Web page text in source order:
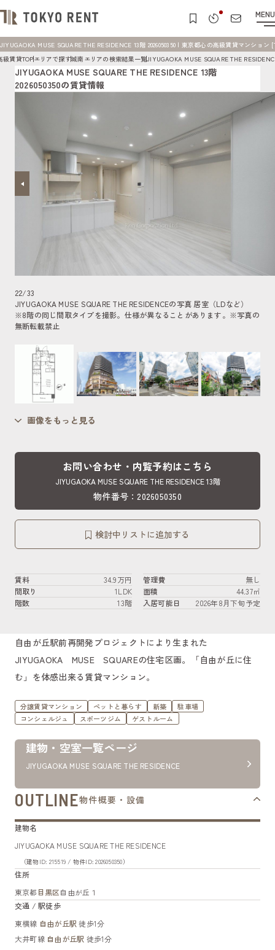
MENU
JIYUGAOKA MUSE SQUARE THE RESIDENCE 13階 2026050350 | 東京都心の高級賃貸マンション
級賃貸TOPエリアで探す城南エリアの検索結果一覧JIYUGAOKA MUSE SQUARE THE
JIYUGAOKA MUSE SQUARE THE RESIDENCE 13階
2026050350の賃貸情報
22/33
JIYUGAOKA MUSE SQUARE THE RESIDENCEの写真 居室（LDなど）
※8階の同じ間取タイプを撮影。仕様が異なることがあります。 ※写真の
無断転載禁止
画像をもっと見る
お問い合わせ・内覧予約はこちら
JIYUGAOKA MUSE SQUARE THE RESIDENCE 13階
物件番号：2026050350
検討中リストに追加する
賃料 34.9万円 管理費
無し
間取り
1LDK 面積
44.37㎡
階数
13階 入居可能日 2026年8月下旬予定
自由が丘駅前再開発プロジェクトにより生まれた
JIYUGAOKA MUSE SQUAREの住宅区画。「自由が丘に住
む」を体感出来る賃貸マンション。
分譲賃貸マンション ペットと暮らす 新築
駐車場
コンシェルジュ
スポーツジム ゲストルーム
建物・空室一覧ページ
JIYUGAOKA MUSE SQUARE THE RESIDENCE
OUTLINE物件概要・設備
建物名
JIYUGAOKA MUSE SQUARE THE RESIDENCE
（建物ID: 215519 / 物件ID: 2026050350）
住所
東京都 目黒区自由が丘１
交通 / 駅徒歩
東横線 自由が丘駅 徒歩1分
大井町線 自由が丘駅 徒歩1分